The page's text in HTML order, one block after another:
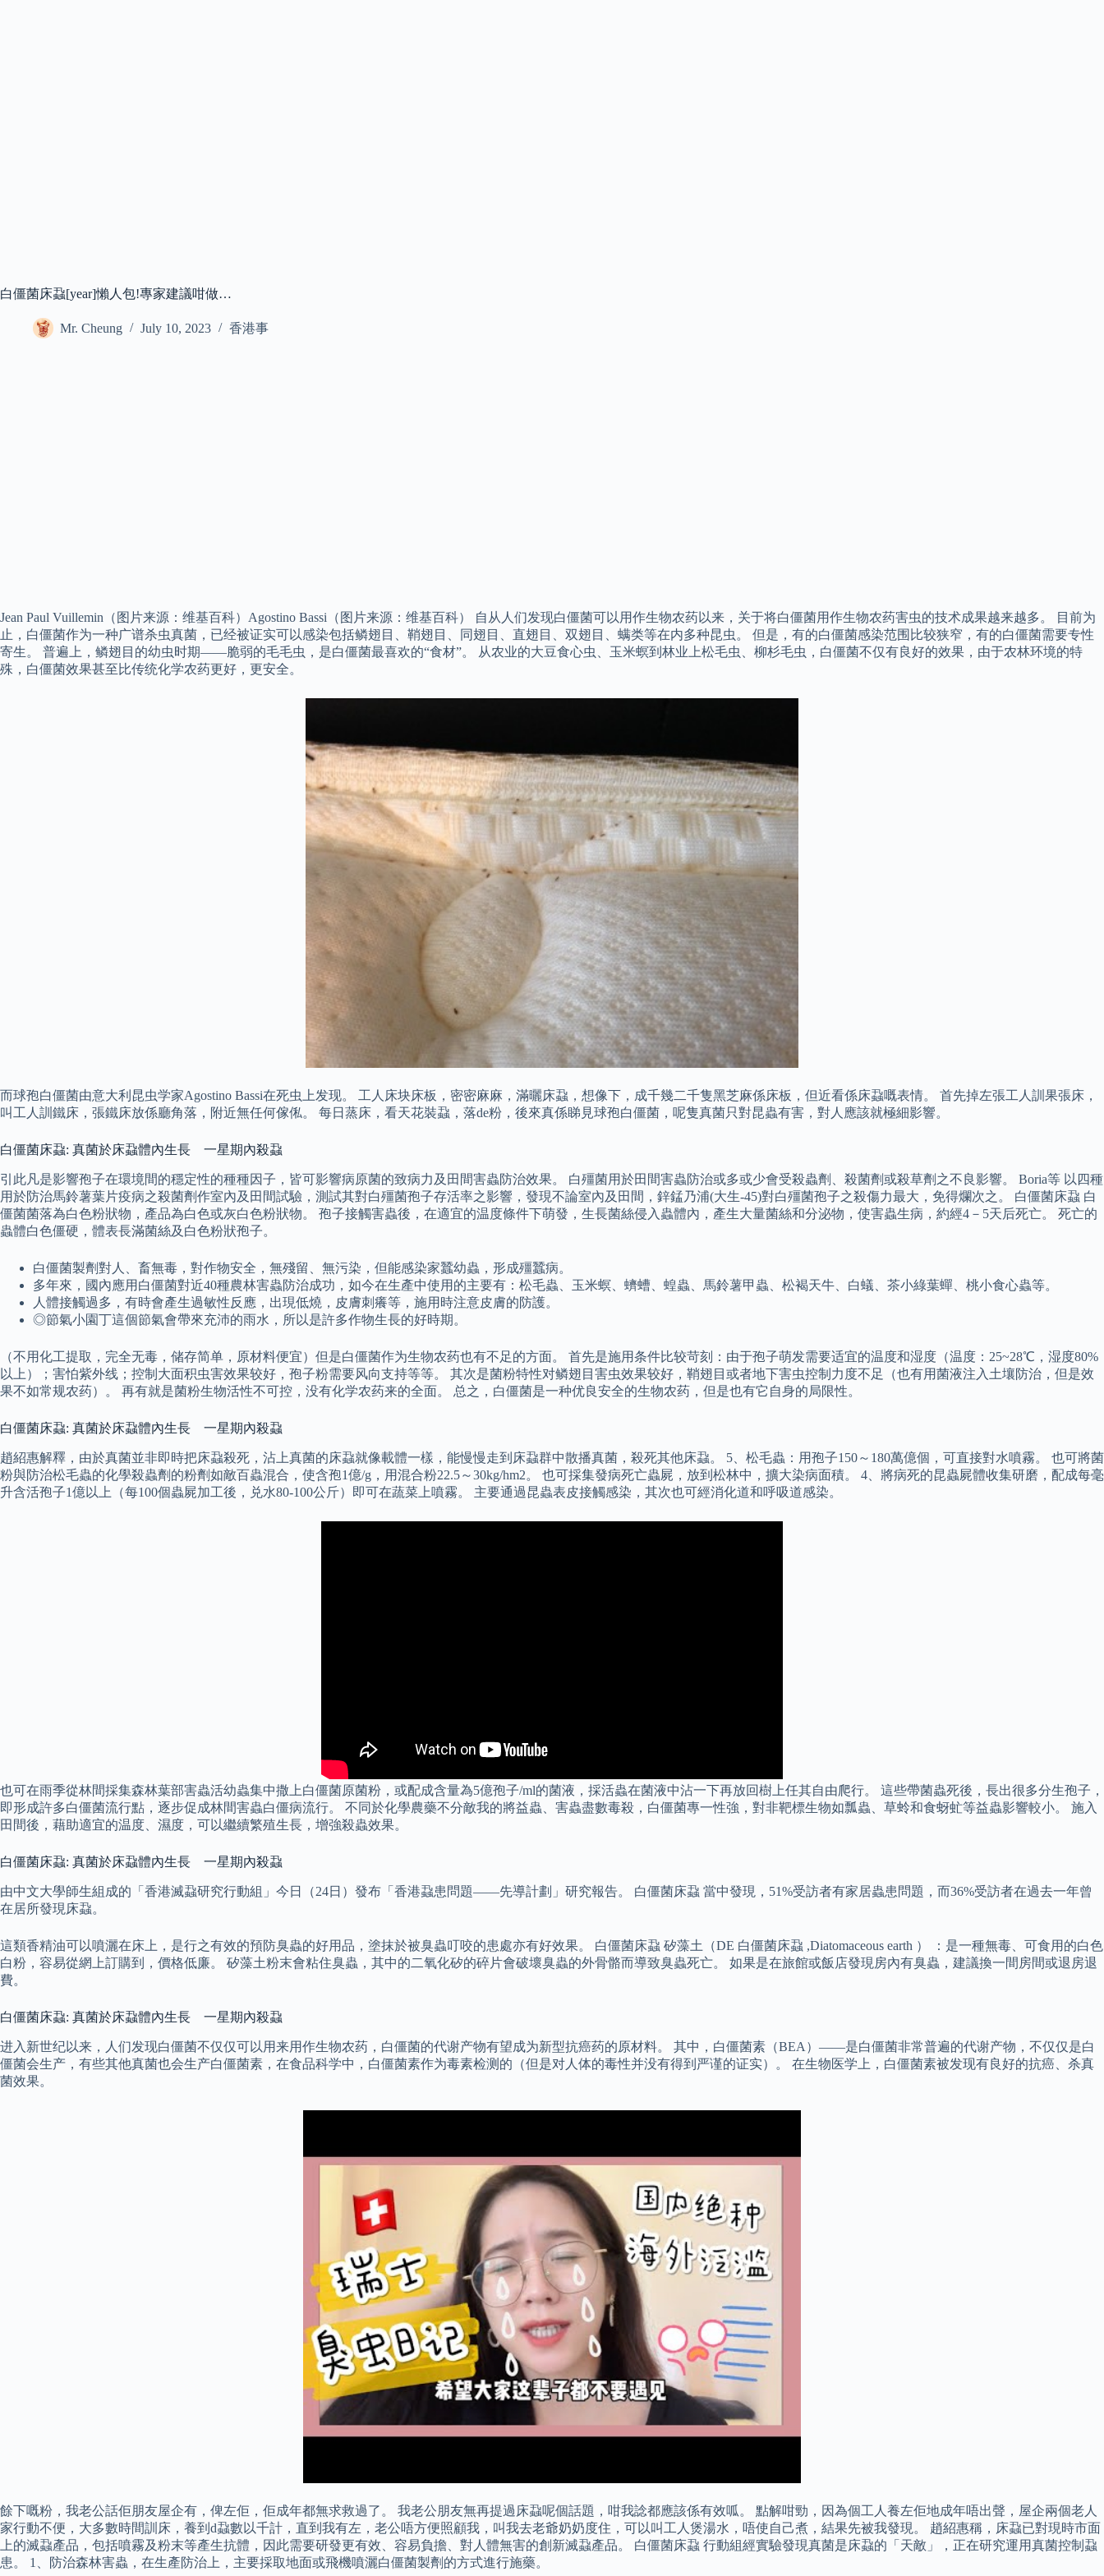
白僵菌床蝨[year]懶人包!專家建議咁做…
Mr. Cheung July 10, 2023 香港事
Jean Paul Vuillemin（图片来源：维基百科）Agostino Bassi（图片来源：维基百科） 自从人们发现白僵菌可以用作生物农药以来，关于将白僵菌用作生物农药害虫的技术成果越来越多。 目前为
止，白僵菌作为一种广谱杀虫真菌，已经被证实可以感染包括鳞翅目、鞘翅目、同翅目、直翅目、双翅目、螨类等在内多种昆虫。 但是，有的白僵菌感染范围比较狭窄，有的白僵菌需要专性
寄生。 普遍上，鳞翅目的幼虫时期——脆弱的毛毛虫，是白僵菌最喜欢的“食材”。 从农业的大豆食心虫、玉米螟到林业上松毛虫、柳杉毛虫，白僵菌不仅有良好的效果，由于农林环境的特
殊，白僵菌效果甚至比传统化学农药更好，更安全。
而球孢白僵菌由意大利昆虫学家Agostino Bassi在死虫上发现。 工人床块床板，密密麻麻，滿曬床蝨，想像下，成千幾二千隻黑芝麻係床板，但近看係床蝨嘅表情。 首先掉左張工人訓果張床，
叫工人訓鐵床，張鐵床放係廳角落，附近無任何傢俬。 每日蒸床，看天花裝蝨，落de粉，後來真係睇見球孢白僵菌，呢隻真菌只對昆蟲有害，對人應該就極細影響。
白僵菌床蝨: 真菌於床蝨體內生長 一星期內殺蝨
引此凡是影響孢子在環境間的穩定性的種種因子，皆可影響病原菌的致病力及田間害蟲防治效果。 白殭菌用於田間害蟲防治或多或少會受殺蟲劑、殺菌劑或殺草劑之不良影響。 Boria等 以四種
用於防治馬鈴薯葉片疫病之殺菌劑作室內及田間試驗，測試其對白殭菌孢子存活率之影響，發現不論室內及田間，鋅錳乃浦(大生-45)對白殭菌孢子之殺傷力最大，免得爛次之。 白僵菌床蝨 白
僵菌菌落為白色粉狀物，產品為白色或灰白色粉狀物。 孢子接觸害蟲後，在適宜的温度條件下萌發，生長菌絲侵入蟲體內，產生大量菌絲和分泌物，使害蟲生病，約經4－5天后死亡。 死亡的
蟲體白色僵硬，體表長滿菌絲及白色粉狀孢子。
白僵菌製劑對人、畜無毒，對作物安全，無殘留、無污染，但能感染家蠶幼蟲，形成殭蠶病。
多年來，國內應用白僵菌對近40種農林害蟲防治成功，如今在生產中使用的主要有：松毛蟲、玉米螟、蠐螬、蝗蟲、馬鈴薯甲蟲、松褐天牛、白蟻、茶小綠葉蟬、桃小食心蟲等。
人體接觸過多，有時會產生過敏性反應，出現低燒，皮膚刺癢等，施用時注意皮膚的防護。
◎節氣小園丁這個節氣會帶來充沛的雨水，所以是許多作物生長的好時期。
（不用化工提取，完全无毒，储存简单，原材料便宜）但是白僵菌作为生物农药也有不足的方面。 首先是施用条件比较苛刻：由于孢子萌发需要适宜的温度和湿度（温度：25~28℃，湿度80%
以上）；害怕紫外线；控制大面积虫害效果较好，孢子粉需要风向支持等等。 其次是菌粉特性对鳞翅目害虫效果较好，鞘翅目或者地下害虫控制力度不足（也有用菌液注入土壤防治，但是效
果不如常规农药）。 再有就是菌粉生物活性不可控，没有化学农药来的全面。 总之，白僵菌是一种优良安全的生物农药，但是也有它自身的局限性。
白僵菌床蝨: 真菌於床蝨體內生長 一星期內殺蝨
趙紹惠解釋，由於真菌並非即時把床蝨殺死，沾上真菌的床蝨就像載體一樣，能慢慢走到床蝨群中散播真菌，殺死其他床蝨。 5、松毛蟲：用孢子150～180萬億個，可直接對水噴霧。 也可將菌
粉與防治松毛蟲的化學殺蟲劑的粉劑如敵百蟲混合，使含孢1億/g，用混合粉22.5～30kg/hm2。 也可採集發病死亡蟲屍，放到松林中，擴大染病面積。 4、將病死的昆蟲屍體收集研磨，配成每毫
升含活孢子1億以上（每100個蟲屍加工後，兑水80-100公斤）即可在蔬菜上噴霧。 主要通過昆蟲表皮接觸感染，其次也可經消化道和呼吸道感染。
也可在雨季從林間採集森林葉部害蟲活幼蟲集中撒上白僵菌原菌粉，或配成含量為5億孢子/ml的菌液，採活蟲在菌液中沾一下再放回樹上任其自由爬行。 這些帶菌蟲死後，長出很多分生孢子，
即形成許多白僵菌流行點，逐步促成林間害蟲白僵病流行。 不同於化學農藥不分敵我的將益蟲、害蟲盡數毒殺，白僵菌專一性強，對非靶標生物如瓢蟲、草蛉和食蚜虻等益蟲影響較小。 施入
田間後，藉助適宜的温度、濕度，可以繼續繁殖生長，增強殺蟲效果。
白僵菌床蝨: 真菌於床蝨體內生長 一星期內殺蝨
由中文大學師生組成的「香港滅蝨研究行動組」今日（24日）發布「香港蝨患問題——先導計劃」研究報告。 白僵菌床蝨 當中發現，51%受訪者有家居蟲患問題，而36%受訪者在過去一年曾
在居所發現床蝨。
這類香精油可以噴灑在床上，是行之有效的預防臭蟲的好用品，塗抹於被臭蟲叮咬的患處亦有好效果。 白僵菌床蝨 矽藻土（DE 白僵菌床蝨 ,Diatomaceous earth ） ：是一種無毒、可食用的白色
白粉，容易從網上訂購到，價格低廉。 矽藻土粉末會粘住臭蟲，其中的二氧化矽的碎片會破壞臭蟲的外骨骼而導致臭蟲死亡。 如果是在旅館或飯店發現房內有臭蟲，建議換一間房間或退房退
費。
白僵菌床蝨: 真菌於床蝨體內生長 一星期內殺蝨
进入新世纪以来，人们发现白僵菌不仅仅可以用来用作生物农药，白僵菌的代谢产物有望成为新型抗癌药的原材料。 其中，白僵菌素（BEA）——是白僵菌非常普遍的代谢产物，不仅仅是白
僵菌会生产，有些其他真菌也会生产白僵菌素，在食品科学中，白僵菌素作为毒素检测的（但是对人体的毒性并没有得到严谨的证实）。 在生物医学上，白僵菌素被发现有良好的抗癌、杀真
菌效果。
餘下嘅粉，我老公話佢朋友屋企有，俾左佢，佢成年都無求救過了。 我老公朋友無再提過床蝨呢個話題，咁我諗都應該係有效呱。 點解咁勁，因為個工人養左佢地成年唔出聲，屋企兩個老人
家行動不便，大多數時間訓床，養到d蝨數以千計，直到我有左，老公唔方便照顧我，叫我去老爺奶奶度住，可以叫工人煲湯水，唔使自己煮，結果先被我發現。 趙紹惠稱，床蝨已對現時市面
上的滅蝨產品，包括噴霧及粉末等產生抗體，因此需要研發更有效、容易負擔、對人體無害的創新滅蝨產品。 白僵菌床蝨 行動組經實驗發現真菌是床蝨的「天敵」，正在研究運用真菌控制蝨
患。 1、防治森林害蟲，在生產防治上，主要採取地面或飛機噴灑白僵菌製劑的方式進行施藥。